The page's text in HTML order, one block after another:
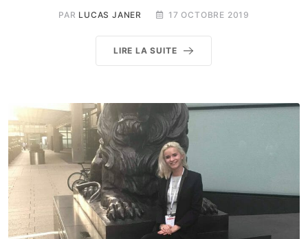
PAR LUCAS JANER 17 OCTOBRE 2019
LIRE LA SUITE